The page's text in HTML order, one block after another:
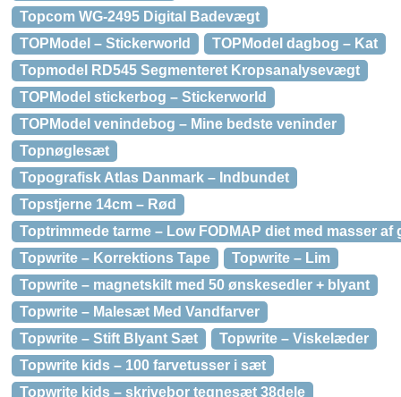
Topcom WG-2495 Digital Badevægt
TOPModel – Stickerworld
TOPModel dagbog – Kat
Topmodel RD545 Segmenteret Kropsanalysevægt
TOPModel stickerbog – Stickerworld
TOPModel venindebog – Mine bedste veninder
Topnøglesæt
Topografisk Atlas Danmark – Indbundet
Topstjerne 14cm – Rød
Toptrimmede tarme – Low FODMAP diet med masser
Topwrite – Korrektions Tape
Topwrite – Lim
Topwrite – magnetskilt med 50 ønskesedler + blyant
Topwrite – Malesæt Med Vandfarver
Topwrite – Stift Blyant Sæt
Topwrite – Viskelæder
Topwrite kids – 100 farvetusser i sæt
Topwrite kids – skrivebor tegnesæt 38dele